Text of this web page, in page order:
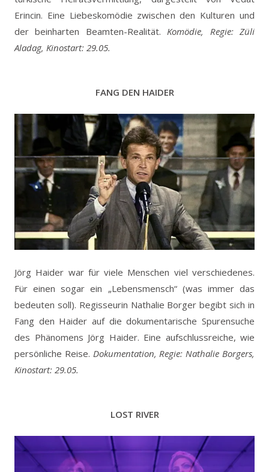
Erincin. Eine Liebeskomödie zwischen den Kulturen und
der beinharten Beamten-Realität.Komödie, Regie: Züli
Aladag, Kinostart: 29.05.
FANG DEN HAIDER
Jörg Haider war für viele Menschen viel verschiedenes.
Für einen sogar ein „Lebensmensch“ (was immer das
bedeuten soll). Regisseurin Nathalie Borger begibt sich in
Fang den Haider auf die dokumentarische Spurensuche
des Phänomens Jörg Haider. Eine aufschlussreiche, wie
persönliche Reise. Dokumentation, Regie: Nathalie Borgers,
Kinostart: 29.05.
LOST RIVER